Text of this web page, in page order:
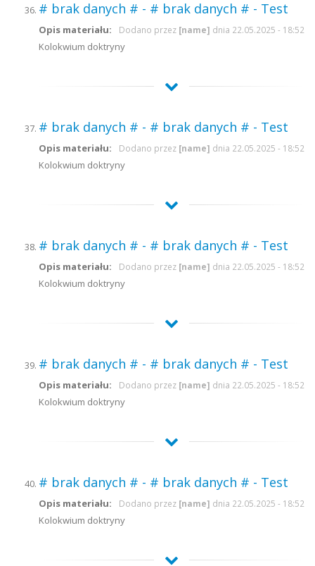
# brak danych # - # brak danych # - Test
Dodano przez [name] dnia 22.05.2025 - 18:52
Opis materiału:
Kolokwium doktryny
# brak danych # - # brak danych # - Test
Dodano przez [name] dnia 22.05.2025 - 18:52
Opis materiału:
Kolokwium doktryny
# brak danych # - # brak danych # - Test
Dodano przez [name] dnia 22.05.2025 - 18:52
Opis materiału:
Kolokwium doktryny
# brak danych # - # brak danych # - Test
Dodano przez [name] dnia 22.05.2025 - 18:52
Opis materiału:
Kolokwium doktryny
# brak danych # - # brak danych # - Test
Dodano przez [name] dnia 22.05.2025 - 18:52
Opis materiału:
Kolokwium doktryny